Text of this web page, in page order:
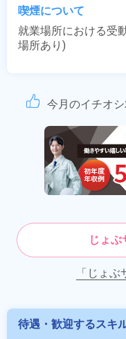
喫煙について
就業場所における受
場所あり)
今月のイチオシ
じょぶ
「じょ
待遇・歓迎するスキ